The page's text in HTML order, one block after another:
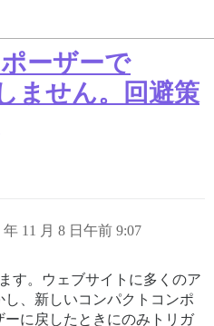
ーザーで
ません。回避策
年 11 月 8 日午前 9:07
す。ウェブサイトに多くのア
、新しいコンパクトコンポ
に戻したときにのみトリガ